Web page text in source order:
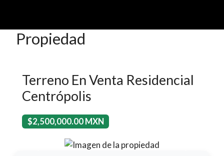
Propiedad
Terreno En Venta Residencial
Centrópolis
$2,500,000.00 MXN
Previous